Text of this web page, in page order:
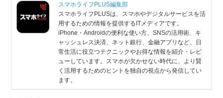
スマホライフPLUS編集部
スマホライフPLUSは、スマホやデジタルサービスを活
用するための情報を提供するITメディアです。
iPhone・Androidの便利な使い方、SNSの活用術、キ
ャッシュレス決済、ネット銀行、金融アプリなど、日
常生活に役立つテクニックやお得な情報を紹介・レビ
ューしています。スマホが欠かせない時代に、より賢
く活用するためのヒントを独自の視点から発信してい
ます。